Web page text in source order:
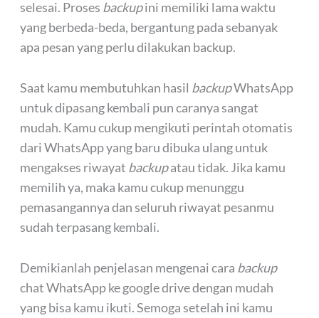
selesai. Proses backupini memiliki lama waktu
yang berbeda-beda, bergantung pada sebanyak
apa pesan yang perlu dilakukan backup.
Saat kamu membutuhkan hasil backupWhatsApp
untuk dipasang kembali pun caranya sangat
mudah. Kamu cukup mengikuti perintah otomatis
dari WhatsApp yang baru dibuka ulang untuk
mengakses riwayat backupatau tidak. Jika kamu
memilih ya, maka kamu cukup menunggu
pemasangannya dan seluruh riwayat pesanmu
sudah terpasang kembali.
Demikianlah penjelasan mengenai cara backup
chat WhatsApp ke google drive dengan mudah
yang bisa kamu ikuti. Semoga setelah ini kamu